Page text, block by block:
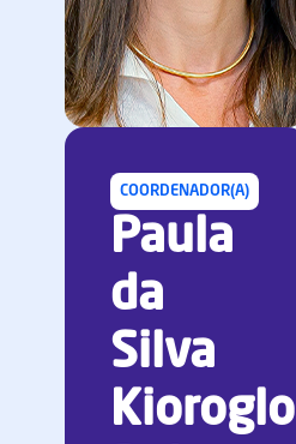
COORDENADOR(A)
Paula
da
Silva
Kioroglo